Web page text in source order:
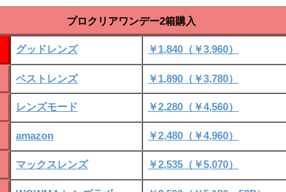
プロクリアワンデー2箱購入
グッドレンズ ￥1,840（￥3,960）
ベストレンズ ￥1,890（￥3,780）
レンズモード ￥2,280（￥4,560）
amazon ￥2,480（￥4,960）
マックスレンズ ￥2,535（￥5,070）